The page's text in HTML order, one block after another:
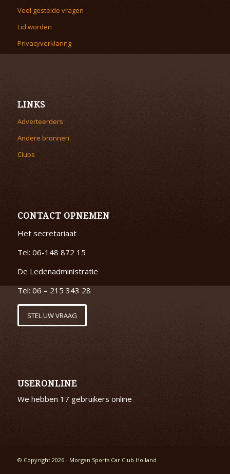
Veel gestelde vragen
Lid worden
Privacyverklaring
LINKS
Adverteerders
Andere bronnen
Clubs
CONTACT OPNEMEN
Het secretariaat
Tel: 06-148 872 15
De Ledenadministratie
Tel: 06 – 215 343 28
STEL UW VRAAG
USERONLINE
We hebben 17 gebruikers online
© Copyright 2026 - Morgan Sports Car Club Holland